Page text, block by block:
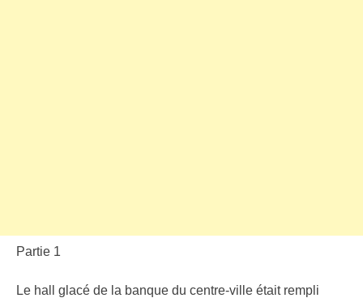
Partie 1
Le hall glacé de la banque du centre-ville était rempli